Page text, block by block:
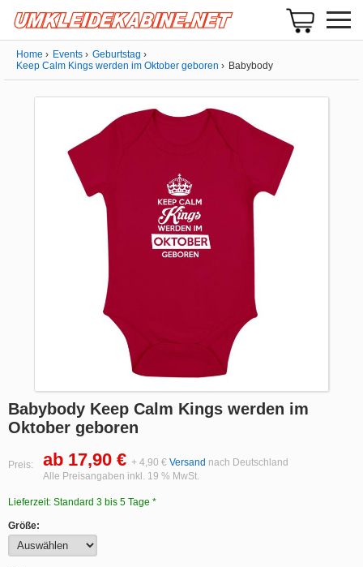
Home Events
Geburtstag
Keep Calm Kings werden im Oktober geboren
Babybody
Babybody Keep Calm Kings werden im
Oktober geboren
Preis: ab 17,90 € + 4,90 € Versand nach Deutschland
Alle Preisangaben inkl. 19 % MwSt.
Lieferzeit: Standard 3 bis 5 Tage *
Größe: